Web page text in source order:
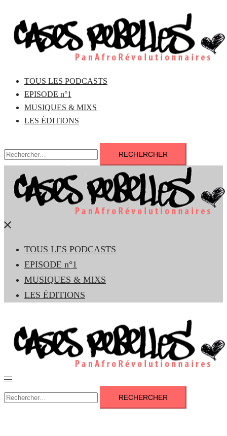
contenu
TOUS LES PODCASTS
EPISODE n°1
MUSIQUES & MIXS
LES ÉDITIONS
Rechercher :
Fermer
menu
TOUS LES PODCASTS
EPISODE n°1
MUSIQUES & MIXS
LES ÉDITIONS
Ouvrir/fermer
le
menu
Rechercher :